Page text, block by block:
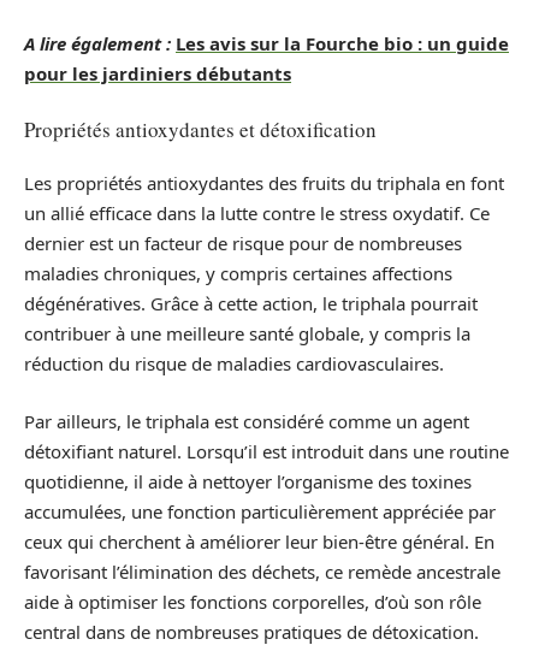
A lire également : Les avis sur la Fourche bio : un guide
pour les jardiniers débutants
Propriétés antioxydantes et détoxification
Les propriétés antioxydantes des fruits du triphala en font
un allié efficace dans la lutte contre le stress oxydatif. Ce
dernier est un facteur de risque pour de nombreuses
maladies chroniques, y compris certaines affections
dégénératives. Grâce à cette action, le triphala pourrait
contribuer à une meilleure santé globale, y compris la
réduction du risque de maladies cardiovasculaires.
Par ailleurs, le triphala est considéré comme un agent
détoxifiant naturel. Lorsqu’il est introduit dans une routine
quotidienne, il aide à nettoyer l’organisme des toxines
accumulées, une fonction particulièrement appréciée par
ceux qui cherchent à améliorer leur bien-être général. En
favorisant l’élimination des déchets, ce remède ancestrale
aide à optimiser les fonctions corporelles, d’où son rôle
central dans de nombreuses pratiques de détoxication.